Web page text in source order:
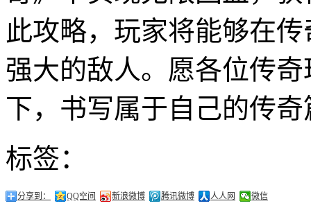
此攻略，玩家将能够在
强大的敌人。愿各位传
下，书写属于自己的传奇
标签：
分享到： QQ空间 新浪微博 腾讯微博 人人网 微信